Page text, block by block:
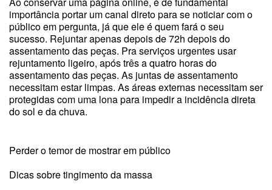
importância portar um canal direto para se noticiar com o
público em pergunta, já que ele é quem fará o seu
sucesso. Rejuntar apenas depois de 72h depois do
assentamento das peças. Pra serviços urgentes usar
rejuntamento ligeiro, após três a quatro horas do
assentamento das peças. As juntas de assentamento
necessitam estar limpas. As áreas externas necessitam ser
protegidas com uma lona para impedir a incidência direta
do sol e da chuva.
Perder o temor de mostrar em público
Dicas sobre tingimento da massa